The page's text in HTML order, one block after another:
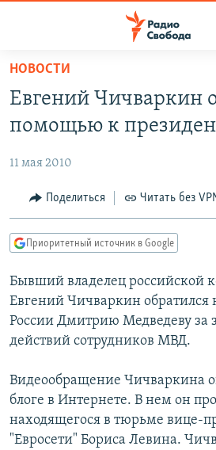
упрощенного
доступа
основному
Вернутся
главной
навигации
Вернутся
поиску
АВТОРСКИЕ ПРОЕКТЫ
ЦИТАТЫ СВОБОДЫ
МНЕНИЯ
IDEL.РЕАЛИИ
КАВКАЗ.РЕАЛИИ
СЕВЕР.РЕАЛИИ
СИБИРЬ.РЕАЛИИ
РАСПИСАНИЕ ВЕЩАНИЯ
ПОДПИШИТЕСЬ НА РАССЫЛКУ
СОЦИАЛЬНЫЕ СЕТИ
НОВОСТИ
Евгений Чичваркин
помощью к
11 мая 2010
Поделиться Читать без
Приоритетный источник в Google
Бывший владелец российской
Евгений Чичваркин обратился
России Дмитрию Медведеву за
действий сотрудников МВД.
Видеообращение Чичваркина
блоге в Интернете. В нем он
находящегося в тюрьме вице-
"Евросети" Бориса Левина.